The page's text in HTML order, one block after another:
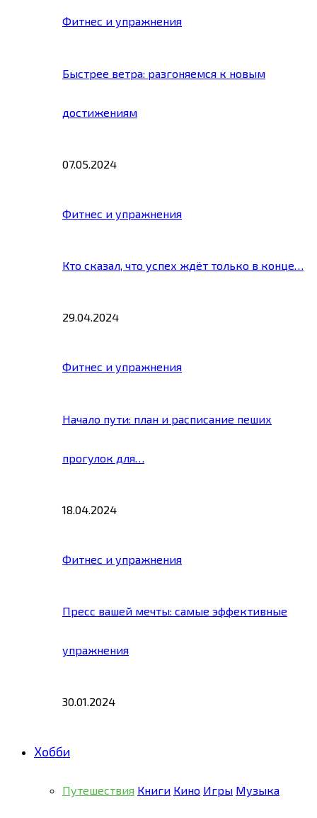
Фитнес и упражнения
Быстрее ветра: разгоняемся к новым
достижениям
07.05.2024
Фитнес и упражнения
Кто сказал, что успех ждёт только в конце…
29.04.2024
Фитнес и упражнения
Начало пути: план и расписание пеших
прогулок для…
18.04.2024
Фитнес и упражнения
Пресс вашей мечты: самые эффективные
упражнения
30.01.2024
Хобби
Путешествия Книги Кино Игры Музыка